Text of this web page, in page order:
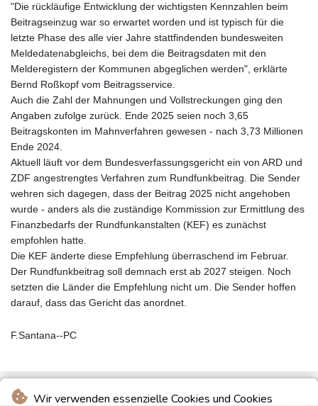
Wir verwenden essenzielle Cookies und Cookies
"Die rückläufige Entwicklung der wichtigsten Kennzahlen beim
Beitragseinzug war so erwartet worden und ist typisch für die
letzte Phase des alle vier Jahre stattfindenden bundesweiten
Meldedatenabgleichs, bei dem die Beitragsdaten mit den
Melderegistern der Kommunen abgeglichen werden", erklärte
Bernd Roßkopf vom Beitragsservice.
Auch die Zahl der Mahnungen und Vollstreckungen ging den
Angaben zufolge zurück. Ende 2025 seien noch 3,65
Beitragskonten im Mahnverfahren gewesen - nach 3,73 Millionen
Ende 2024.
Aktuell läuft vor dem Bundesverfassungsgericht ein von ARD und
ZDF angestrengtes Verfahren zum Rundfunkbeitrag. Die Sender
wehren sich dagegen, dass der Beitrag 2025 nicht angehoben
wurde - anders als die zuständige Kommission zur Ermittlung des
Finanzbedarfs der Rundfunkanstalten (KEF) es zunächst
empfohlen hatte.
Die KEF änderte diese Empfehlung überraschend im Februar.
Der Rundfunkbeitrag soll demnach erst ab 2027 steigen. Noch
setzten die Länder die Empfehlung nicht um. Die Sender hoffen
darauf, dass das Gericht das anordnet.
F.Santana--PC